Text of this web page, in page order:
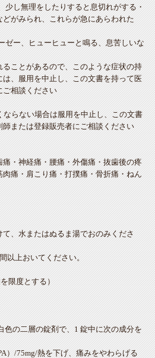
し無理をしたりすると息切れがする・
がみられ、これらが急にあらわれた
ー、ヒューヒューと鳴る、息苦しいな
ことがあるので、このような症状の持
、服用を中止し、この文書を持って医
ご相談ください
ならない場合は服用を中止し、この文書
または登録販売者にご相談ください
・神経痛・腰痛・外傷痛・抜歯後の疼
痛・肩こり痛・打撲痛・骨折痛・ねん
、水またはぬるま湯でおのみくださ
以上おいてください。
限度とする）
色の二層の錠剤で、1 錠中に次の成分を
）/75mg/熱を下げ、痛みをやわらげる